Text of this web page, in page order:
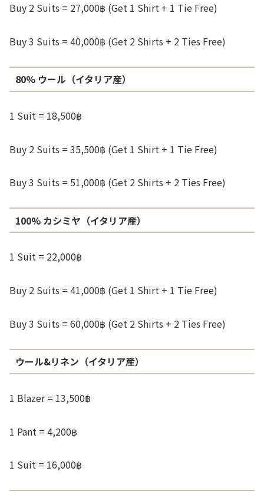
Buy 2 Suits = 27,000฿ (Get 1 Shirt + 1 Tie Free)
Buy 3 Suits = 40,000฿ (Get 2 Shirts + 2 Ties Free)
80% ウール（イタリア産）
1 Suit = 18,500฿
Buy 2 Suits = 35,500฿ (Get 1 Shirt + 1 Tie Free)
Buy 3 Suits = 51,000฿ (Get 2 Shirts + 2 Ties Free)
100% カシミヤ（イタリア産）
1 Suit = 22,000฿
Buy 2 Suits = 41,000฿ (Get 1 Shirt + 1 Tie Free)
Buy 3 Suits = 60,000฿ (Get 2 Shirts + 2 Ties Free)
ウール&リネン（イタリア産）
1 Blazer = 13,500฿
1 Pant = 4,200฿
1 Suit = 16,000฿